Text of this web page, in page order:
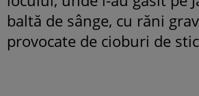
baltă de sânge, cu răni
provocate de cioburi de